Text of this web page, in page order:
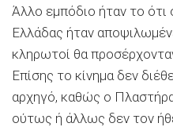
Άλλο εμπόδιο ήταν το ότι
Ελλάδας ήταν
κληρωτοί θα
Επίσης το κίνημα δεν
αρχηγό, καθώς ο
ούτως ή άλλως δεν τον